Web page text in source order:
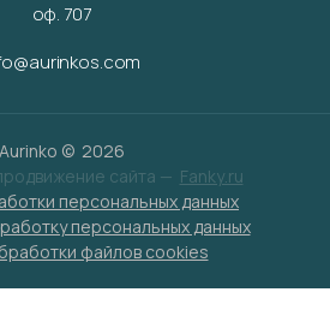
оф. 707
Aurinko © 2026
сайта — Fanky.ru
персональных данных
персональных данных
файлов cookies